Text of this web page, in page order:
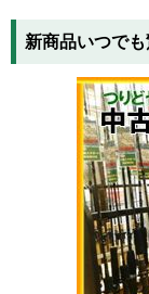
新商品いつで